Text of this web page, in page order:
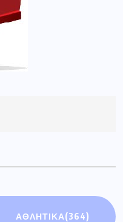
ΑΘΛΗΤΙΚΑ(364)